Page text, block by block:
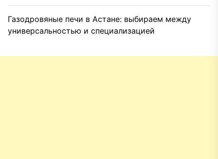
Газодровяные печи в Астане: выбираем между
универсальностью и специализацией